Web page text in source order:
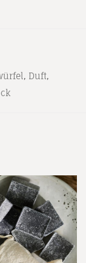
, Duft,